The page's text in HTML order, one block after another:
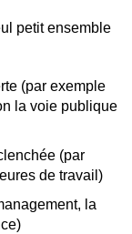
petit ensemble
(par exemple
la voie publique
(par
de travail)
la